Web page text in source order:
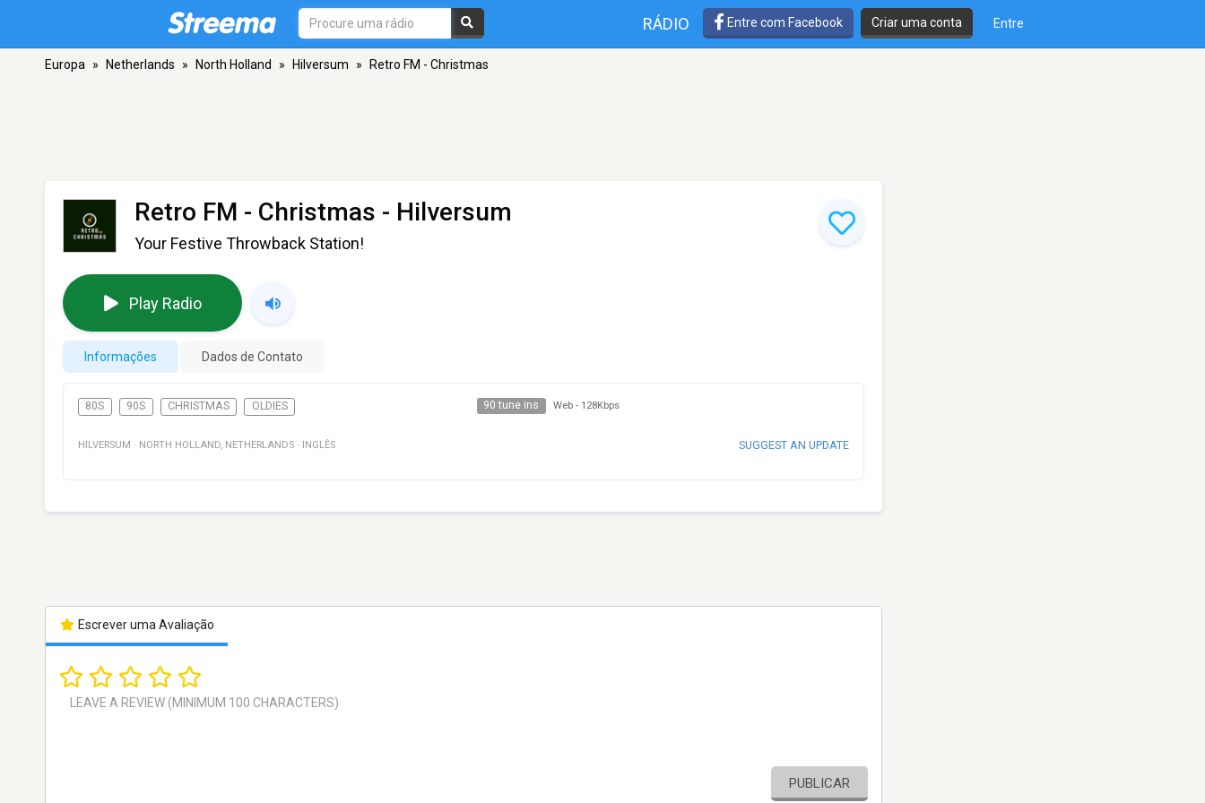
RÁDIO Entre com Facebook Criar uma conta Entre
Europa » Netherlands » North Holland » Hilversum » Retro FM - Christmas
Retro FM - Christmas - Hilversum
Your Festive Throwback Station!
Play Radio
Informações Dados de Contato
80S 90S CHRISTMAS OLDIES 90 tune ins Web - 128Kbps
HILVERSUM · NORTH HOLLAND, NETHERLANDS · INGLÊS SUGGEST AN UPDATE
Escrever uma Avaliação
PUBLICAR